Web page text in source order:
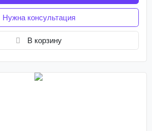
Нужна консультация
В корзину